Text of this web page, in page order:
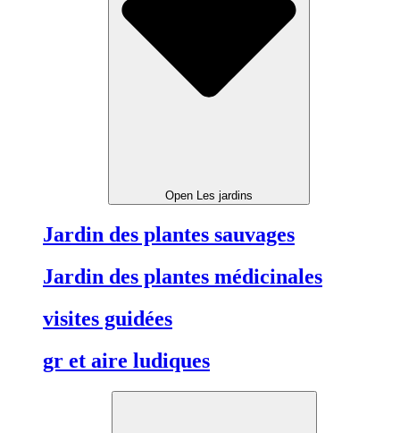
Open Les jardins
Jardin des plantes sauvages
Jardin des plantes médicinales
visites guidées
gr et aire ludiques